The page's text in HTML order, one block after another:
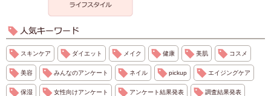
スキンケア ダイエット メイク 健康 美肌 コスメ
美容 みんなのアンケート ネイル pickup エイジングケア
保湿 女性向けアンケート アンケート結果発表 調査結果発表